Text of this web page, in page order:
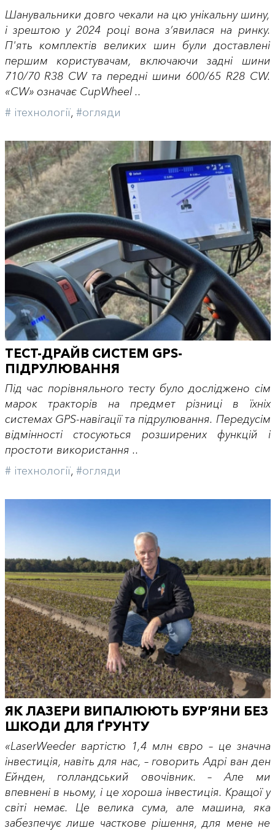
Шанувальники довго чекали на цю унікальну шину,
і зрештою у 2024 році вона з’явилася на ринку.
П'ять комплектів великих шин були доставлені
першим користувачам, включаючи задні шини
710/70 R38 CW та передні шини 600/65 R28 CW.
«CW» означає CupWheel ..
# iтехнології, #огляди
ТЕСТ-ДРАЙВ СИСТЕМ GPS-
ПІДРУЛЮВАННЯ
Під час порівняльного тесту було досліджено сім
марок тракторів на предмет різниці в їхніх
системах GPS-навігації та підрулювання. Передусім
відмінності стосуються розширених функцій і
простоти використання ..
# iтехнології, #огляди
ЯК ЛАЗЕРИ ВИПАЛЮЮТЬ БУР’ЯНИ БЕЗ
ШКОДИ ДЛЯ ҐРУНТУ
«LaserWeeder вартістю 1,4 млн євро – це значна
інвестиція, навіть для нас, – говорить Адрі ван ден
Ейнден, голландський овочівник. – Але ми
впевнені в ньому, і це хороша інвестиція. Кращої у
світі немає. Це велика сума, але машина, яка
забезпечує лише часткове рішення, для мене не